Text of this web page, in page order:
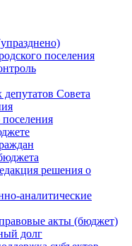
поселения
Совета
решения о
аналитические
акты (бюджет)
долг